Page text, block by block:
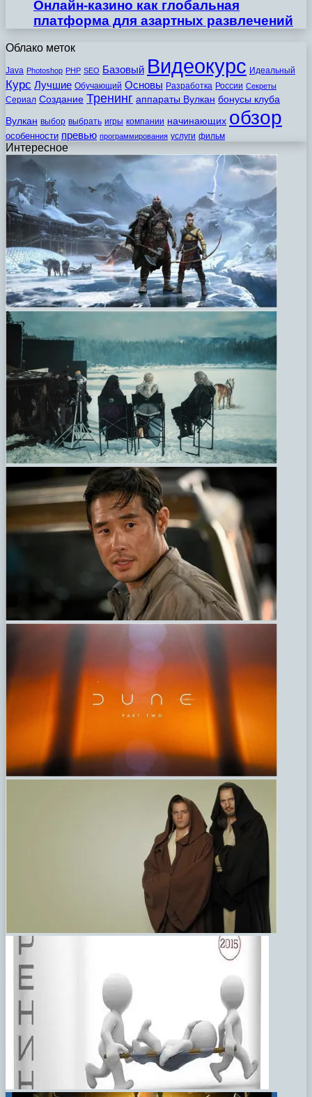
Онлайн-казино как глобальная
платформа для азартных развлечений
Облако меток
Java Photoshop PHP SEO Базовый Видеокурс Идеальный
Курс Лучшие Обучающий Основы Разработка России Секреты
Сериал Создание Тренинг аппараты Вулкан бонусы клуба
Вулкан выбор выбрать игры компании начинающих обзор
особенности превью программирования услуги фильм
Интересное